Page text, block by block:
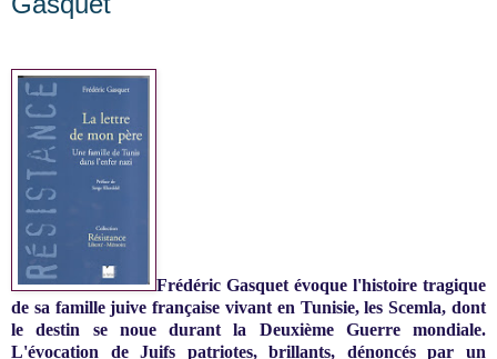
Frédéric Gasquet évoque l'histoire tragique
de sa famille juive française vivant en Tunisie, les Scemla, dont
le destin se noue durant la Deuxième Guerre mondiale.
L'évocation de Juifs patriotes, brillants, dénoncés par un